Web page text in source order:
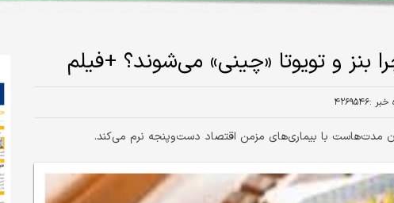
بنز و تویوتا «چینی» می‌شوند؟ +فیلم
خبر :۴۲۶۹۵۴۶
مدت‌هاست با بیماری‌های مزمن اقتصاد دست‌وپنجه نرم می‌کند.